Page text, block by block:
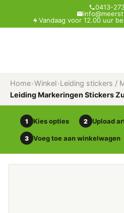
0413-
Vandaag voor 12.00 uur
Home›Winkel›Leiding stickers /
Leiding Markeringen Stickers
1 Kies opties 2 Upload
3 Voeg toe aan winkelwagen